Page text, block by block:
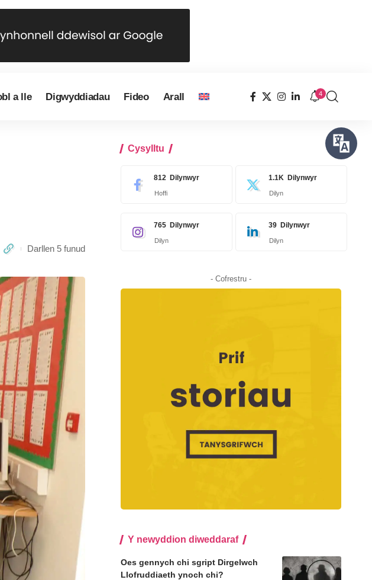
a lle Digwyddiadau Fideo Arall 4
Darllen 5 funud
Cysylltu
812 Dilynwyr
Hoffi
1.1K Dilynwyr
Dilyn
765 Dilynwyr
Dilyn
39 Dilynwyr
Dilyn
- Cofrestru -
Y newyddion diweddaraf
Oes gennych chi sgript Dirgelwch
Llofruddiaeth ynoch chi?